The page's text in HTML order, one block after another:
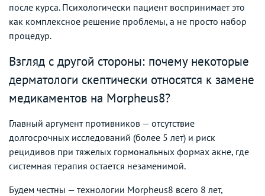
после курса. Психологически пациент воспринимает это
как комплексное решение проблемы, а не просто набор
процедур.
Взгляд с другой стороны: почему некоторые
дерматологи скептически относятся к замене
медикаментов на Morpheus8?
Главный аргумент противников — отсутствие
долгосрочных исследований (более 5 лет) и риск
рецидивов при тяжелых гормональных формах акне, где
системная терапия остается незаменимой.
Будем честны — технологии Morpheus8 всего 8 лет,